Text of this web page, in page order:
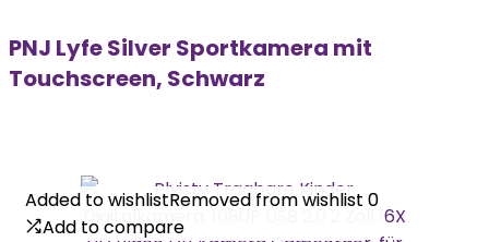
PNJ Lyfe Silver Sportkamera mit
Touchscreen, Schwarz
Added to wishlistRemoved from wishlist 0
Add to compare
Added to wishlistRemoved from wishlist 0
Add to compare